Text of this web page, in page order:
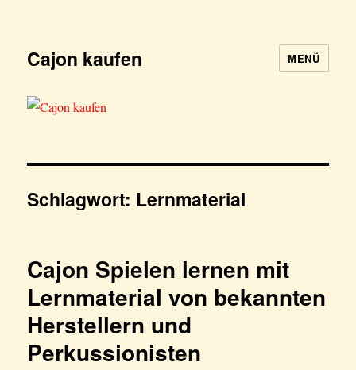
Cajon kaufen MENÜ
Schlagwort: Lernmaterial
Cajon Spielen lernen mit
Lernmaterial von bekannten
Herstellern und
Perkussionisten